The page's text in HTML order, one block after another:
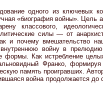
одного из ключевых
«биография войны».
классового,
силы — от
и почему вмешательство
внутреннюю войну в
формы. Как истребление
Франко, формируя
память проигравших.
война продолжается